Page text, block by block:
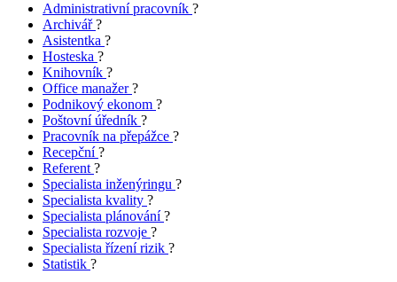
Administrativní pracovník ?
Archivář?
Asistentka ?
Hosteska ?
Knihovník ?
Office manažer?
Podnikový ekonom ?
Poštovní úředník ?
Pracovník na přepážce ?
Recepční?
Referent?
Specialista inženýringu ?
Specialista kvality ?
Specialista plánování?
Specialista rozvoje ?
Specialista řízení rizik ?
Statistik ?